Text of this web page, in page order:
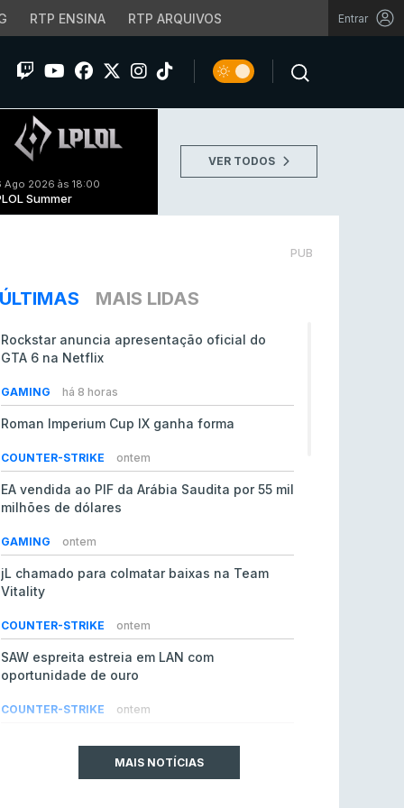
RTP ENSINA RTP ARQUIVOS Entrar
Ago 2026 às 18:00
Summer
VER TODOS
PUB
ÚLTIMAS MAIS LIDAS
Rockstar anuncia apresentação oficial do
GTA 6 na Netflix
GAMING há 8 horas
Roman Imperium Cup IX ganha forma
COUNTER-STRIKE ontem
EA vendida ao PIF da Arábia Saudita por 55 mil
milhões de dólares
GAMING ontem
jL chamado para colmatar baixas na Team
Vitality
COUNTER-STRIKE ontem
SAW espreita estreia em LAN com
oportunidade de ouro
COUNTER-STRIKE ontem
do Counter-Strike 2MAIS NOTÍCIAS